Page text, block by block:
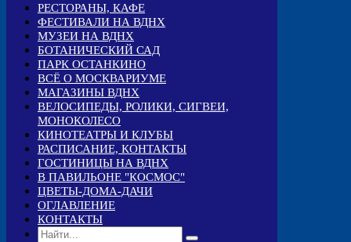
РЕСТОРАНЫ, КАФЕ
ФЕСТИВАЛИ НА ВДНХ
МУЗЕИ НА ВДНХ
БОТАНИЧЕСКИЙ САД
ПАРК ОСТАНКИНО
ВСЁ О МОСКВАРИУМЕ
МАГАЗИНЫ ВДНХ
ВЕЛОСИПЕДЫ, РОЛИКИ, СИГВЕИ,
МОНОКОЛЕСО
КИНОТЕАТРЫ И КЛУБЫ
РАСПИСАНИЕ, КОНТАКТЫ
ГОСТИНИЦЫ НА ВДНХ
В ПАВИЛЬОНЕ "КОСМОС"
ЦВЕТЫ-ДОМА-ДАЧИ
ОГЛАВЛЕНИЕ
КОНТАКТЫ